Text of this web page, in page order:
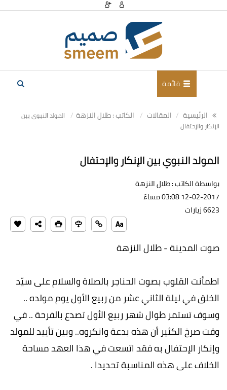
قائمة
الرئيسية المقالات الكاتب : طلال النزهة
المولد النبوي بين
الإنكار والإحتفال
المولد النبوي بين الإنكار والإحتفال
بواسطة الكاتب : طلال النزهة
12-02-2017 03:08 مساءً
6623 زيارات
صوت المدينة - طلال النزهة
اطمأنت القلوب بصوت الحناجر بالصلاة والسلام على سيّد
الخلق في ليلة الثاني عشر من ربيع الأول يوم مولده ..
وسوف تستمر طوال شهر ربيع الأول تصدع بالفرحة .. في
وقت صرخ الكثير أن هذه بدعة وانكروه.. وبين تأييد للمولد
وإنكار الإحتفال به فقد اتسعت في هذا العهد مساحة
الخلاف على هذه المناسبة تحديدا .